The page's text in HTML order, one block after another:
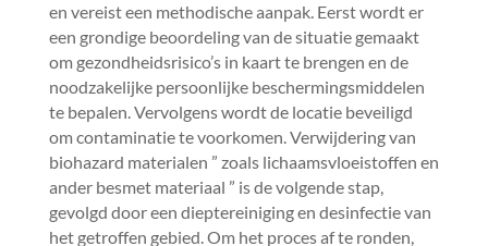
en vereist een methodische aanpak.​ Eerst wordt er
een grondige beoordeling van de situatie gemaakt
om gezondheidsrisico’s in kaart te brengen en de
noodzakelijke persoonlijke beschermingsmiddelen
te bepalen.​ Vervolgens wordt de locatie beveiligd
om contaminatie te voorkomen.​ Verwijdering van
biohazard materialen ” zoals lichaamsvloeistoffen en
ander besmet materiaal ” is de volgende stap,
gevolgd door een dieptereiniging en desinfectie van
het getroffen gebied.​ Om het proces af te ronden,